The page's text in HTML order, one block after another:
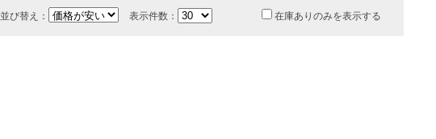
並び替え： 表示件数： 在庫ありのみを表示する